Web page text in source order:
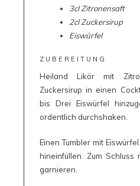
3cl Zitronensaft
2cl Zuckersirup
Eiswürfel
ZUBEREITUNG
Heiland Likör mit
Zuckersirup in einen
bis Drei Eiswürfel
ordentlich durchshaken.
Einen Tumbler mit
hineinfüllen. Zum Schluss
garnieren.